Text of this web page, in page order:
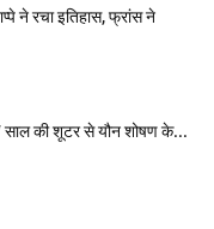
ने रचा इतिहास, फ्रांस ने
की शूटर से यौन शोषण के...